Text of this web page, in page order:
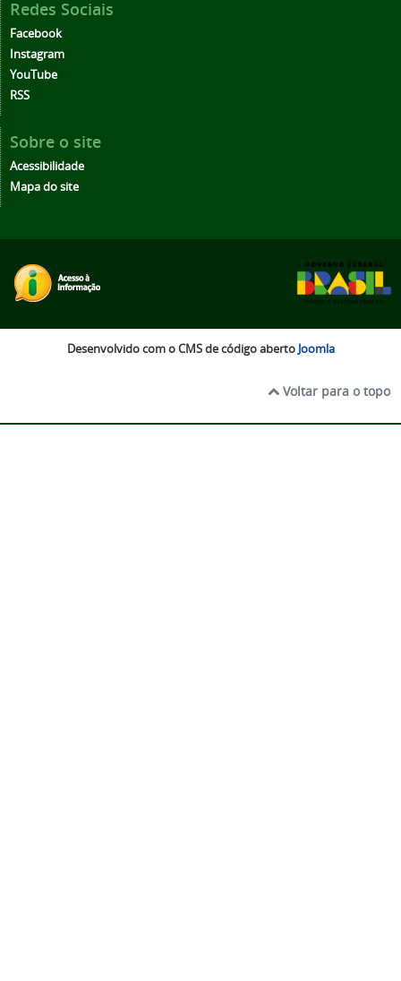
Redes Sociais
Facebook
Instagram
YouTube
RSS
Sobre o site
Acessibilidade
Mapa do site
Desenvolvido com o CMS de código aberto Joomla
Voltar para o topo